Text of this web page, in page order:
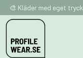
🎨 Kläder med eget